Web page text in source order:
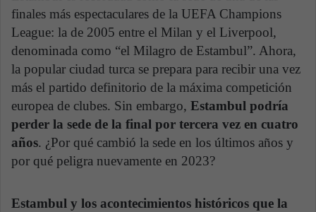
finales más espectaculares de la UEFA Champions
League: la de 2005 entre el Milan y el Liverpool,
denominada como “el Milagro de Estambul”. Ahora,
la popular ciudad turca se prepara para recibir una vez
más el partido definitorio de la máxima competición
europea de clubes. Sin embargo, Estambul podría
perder la sede de la final por tercera vez en cuatro
años. ¿Por qué cambió la sede en los últimos años y
por qué peligra nuevamente en 2023?
Estambul y los acontecimientos históricos que la